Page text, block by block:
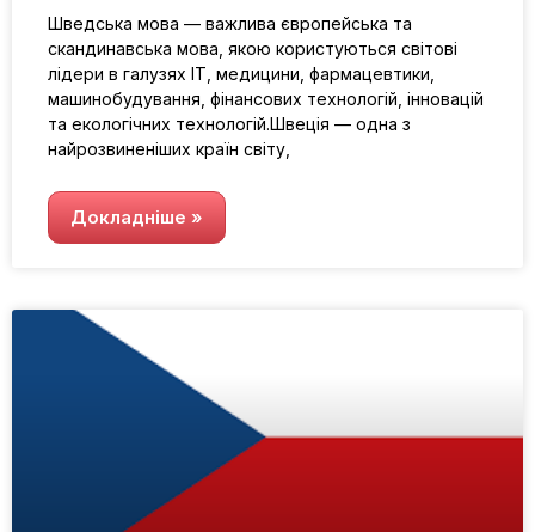
Шведська мова — важлива європейська та
скандинавська мова, якою користуються світові
лідери в галузях IT, медицини, фармацевтики,
машинобудування, фінансових технологій, інновацій
та екологічних технологій.Швеція — одна з
найрозвиненіших країн світу,
Докладніше »